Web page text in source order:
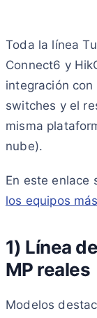
Toda la línea
Connect6 y
integración con
switches y el
misma
nube).
En este enlace
los equipos
1) Línea
MP reales
Modelos